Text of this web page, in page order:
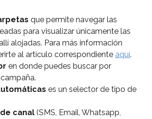
que permite navegar las
para visualizar únicamente las
alojadas. Para más información
al artículo correspondiente aquí.
en donde puedes buscar por
es un selector de tipo de
canal (SMS, Email, Whatsapp,